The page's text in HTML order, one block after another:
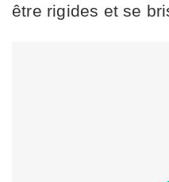
être rigides et se